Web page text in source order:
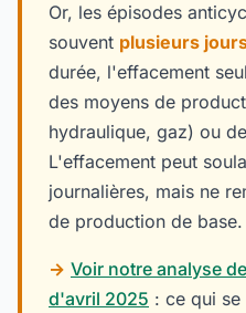
Or, les épisodes
souvent plusieurs
durée, l'effacement
des moyens de
hydraulique, gaz) ou
L'effacement peut
journalières, mais ne
de production de base.
→ Voir notre analyse
d'avril 2025 : ce qui se